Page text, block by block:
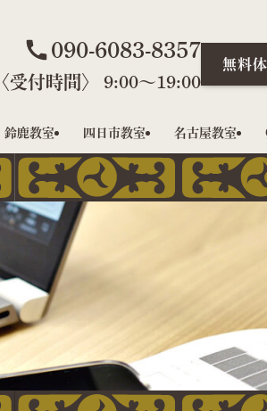
鈴鹿教室 四日市教室 名古屋教室
090-6083-8357
〈受付時間〉 9:00〜19:00
無料